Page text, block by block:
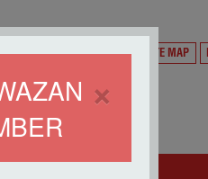
×
HOME DIRECTORY SITE MAP